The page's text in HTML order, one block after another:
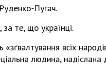
Пугач.
те, що українці.
всіх
людина, надіслана